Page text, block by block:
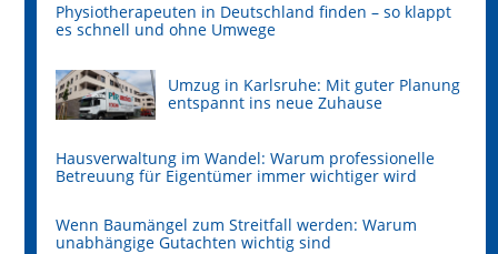
Physiotherapeuten in Deutschland finden – so klappt
es schnell und ohne Umwege
Umzug in Karlsruhe: Mit guter Planung
entspannt ins neue Zuhause
Hausverwaltung im Wandel: Warum professionelle
Betreuung für Eigentümer immer wichtiger wird
Wenn Baumängel zum Streitfall werden: Warum
unabhängige Gutachten wichtig sind